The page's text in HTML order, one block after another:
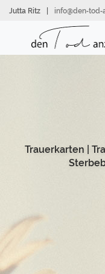
zumJutta Ritz
Trauerkarten